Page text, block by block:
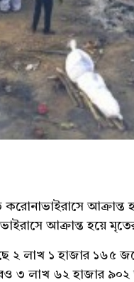
করোনাভাইরাসে
আক্রান্ত হয়ে
২ লাখ ১ হাজার ১৬৫
৩ লাখ ৬২ হাজার